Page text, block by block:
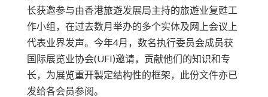
长获邀参与由香港旅遊发展局主持的旅遊业复甦工
作小组，在过去数月举办的多个实体及网上会议上
代表业界发声。今年4月，数名执行委员会成员获
国际展览业协会(UFI)邀请，贡献他们的知识和专
长，为展览重开製定结构性的框架，此份文件亦已
发给各会员参阅。